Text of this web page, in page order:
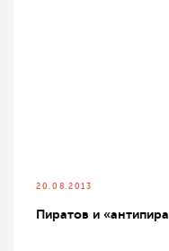
20.08.2013
Пиратов и